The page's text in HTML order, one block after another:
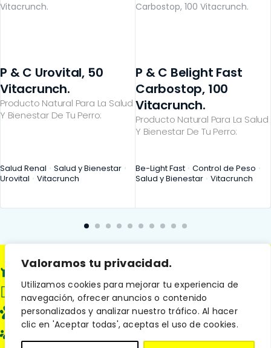
Valoramos tu privacidad.
Utilizamos cookies para mejorar tu experiencia de
navegación, ofrecer anuncios o contenido
personalizados y analizar nuestro tráfico. Al hacer
clic en 'Aceptar todas', aceptas el uso de cookies.
Producto Natural Para La Salud
Y Bienestar De Tu Perro:
P & C Urovital, 50
Vitacrunch.
Salud Renal
Salud y Bienestar
Urovital
Vitacrunch
Producto Natural Para La Salud
Y Bienestar De Tu Perro:
P & C Belight Fast
Carbostop, 100
Vitacrunch.
Be-Light Fast
Control de Peso
Salud y Bienestar
Vitacrunch
Perros
Gatos
Familias